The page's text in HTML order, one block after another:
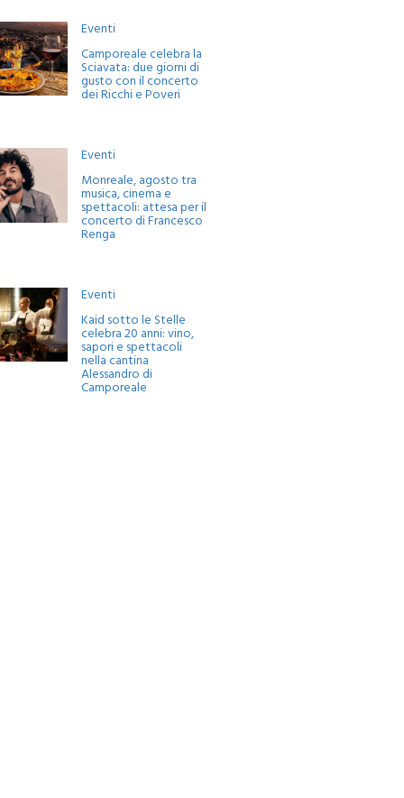
Eventi
Camporeale celebra la
Sciavata: due giorni di
gusto con il concerto
dei Ricchi e Poveri
Eventi
Monreale, agosto tra
musica, cinema e
spettacoli: attesa per il
concerto di Francesco
Renga
Eventi
Kaid sotto le Stelle
celebra 20 anni: vino,
sapori e spettacoli
nella cantina
Alessandro di
Camporeale